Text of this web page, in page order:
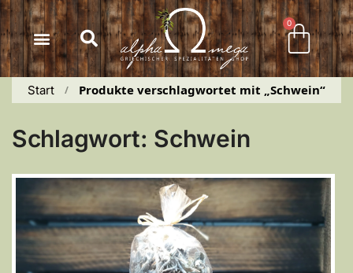
springen
0
Start / Produkte verschlagwortet mit „Schwein“
Schlagwort: Schwein